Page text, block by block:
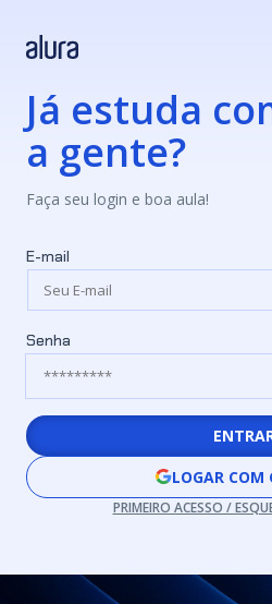
Já estuda
a gente?
Faça seu login e boa aula!
E-mail
Senha
LOGAR COM
PRIMEIRO ACESSO /